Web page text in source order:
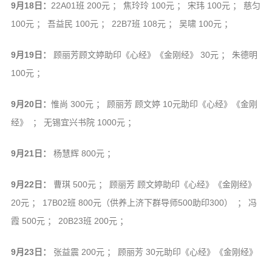
9月18日： 22A01班 200元 ； 焦玲玲 100元 ； 宋玮 100元 ； 慈匀
100元 ； 吾益民 100元 ； 22B7班 108元 ； 吴啸 100元 ；
9月19日：
顾丽芳顾文婷助印《心经》《金刚经》 30元 ； 朱德明
100元 ；
9月20日： 惟尚 300元 ； 顾丽芳 顾文婷 10元助印《心经》《金刚
经》 ； 无锡宜兴书院 1000元 ；
9月21日： 杨慧辉 800元 ；
9月22日：
曹琪 500元 ； 顾丽芳 顾文婷助印《心经》《金刚经》
20元 ； 17B02班 800元（供养上济下群导师500助印300） ； 冯
霞 500元 ； 20B23班 200元 ；
9月23日：
张益震 200元 ； 顾丽芳 30元助印《心经》《金刚经》